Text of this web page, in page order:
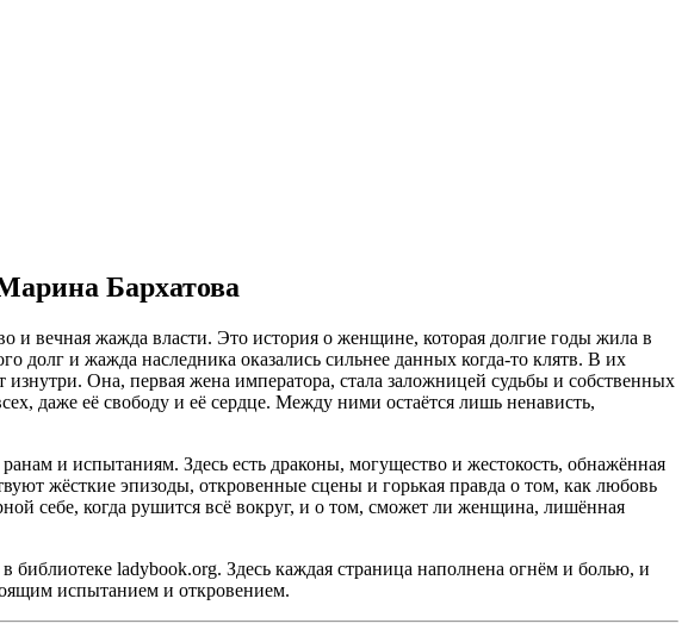
Бархатова
и вечная жажда власти. Это история о женщине, которая долгие годы жила в
долг и жажда наследника оказались сильнее данных когда-то клятв. В их
Она, первая жена императора, стала заложницей судьбы и собственных
даже её свободу и её сердце. Между ними остаётся лишь ненависть,
и испытаниям. Здесь есть драконы, могущество и жестокость, обнажённая
жёсткие эпизоды, откровенные сцены и горькая правда о том, как любовь
себе, когда рушится всё вокруг, и о том, сможет ли женщина, лишённая
ladybook.org. Здесь каждая страница наполнена огнём и болью, и
испытанием и откровением.